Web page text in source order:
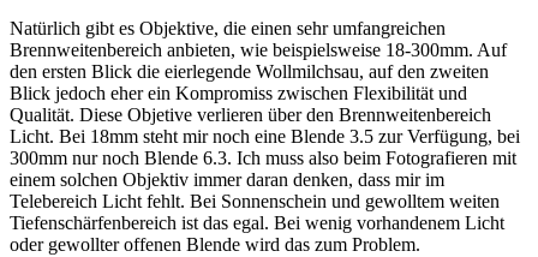
Natürlich gibt es Objektive, die einen sehr umfangreichen
Brennweitenbereich anbieten, wie beispielsweise 18-300mm. Auf
den ersten Blick die eierlegende Wollmilchsau, auf den zweiten
Blick jedoch eher ein Kompromiss zwischen Flexibilität und
Qualität. Diese Objetive verlieren über den Brennweitenbereich
Licht. Bei 18mm steht mir noch eine Blende 3.5 zur Verfügung, bei
300mm nur noch Blende 6.3. Ich muss also beim Fotografieren mit
einem solchen Objektiv immer daran denken, dass mir im
Telebereich Licht fehlt. Bei Sonnenschein und gewolltem weiten
Tiefenschärfenbereich ist das egal. Bei wenig vorhandenem Licht
oder gewollter offenen Blende wird das zum Problem.